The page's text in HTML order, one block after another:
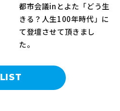
LIST
都市会議inとよた「どう生
きる？人生100年時代」に
て登壇させて頂きまし
た。